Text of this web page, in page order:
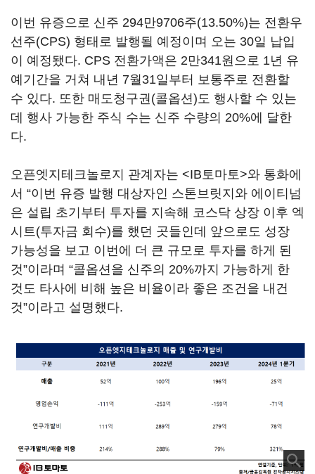
이번 유증으로 신주 294만9706주(13.50%)는 전환우
선주(CPS) 형태로 발행될 예정이며 오는 30일 납입
이 예정됐다. CPS 전환가액은 2만341원으로 1년 유
예기간을 거쳐 내년 7월31일부터 보통주로 전환할
수 있다. 또한 매도청구권(콜옵션)도 행사할 수 있는
데 행사 가능한 주식 수는 신주 수량의 20%에 달한
다.
오픈엣지테크놀로지 관계자는 <IB토마토>와 통화에
서 “이번 유증 발행 대상자인 스톤브릿지와 에이티넘
은 설립 초기부터 투자를 지속해 코스닥 상장 이후 엑
시트(투자금 회수)를 했던 곳들인데 앞으로도 성장
가능성을 보고 이번에 더 큰 규모로 투자를 하게 된
것”이라며 “콜옵션을 신주의 20%까지 가능하게 한
것도 타사에 비해 높은 비율이라 좋은 조건을 내건
것”이라고 설명했다.